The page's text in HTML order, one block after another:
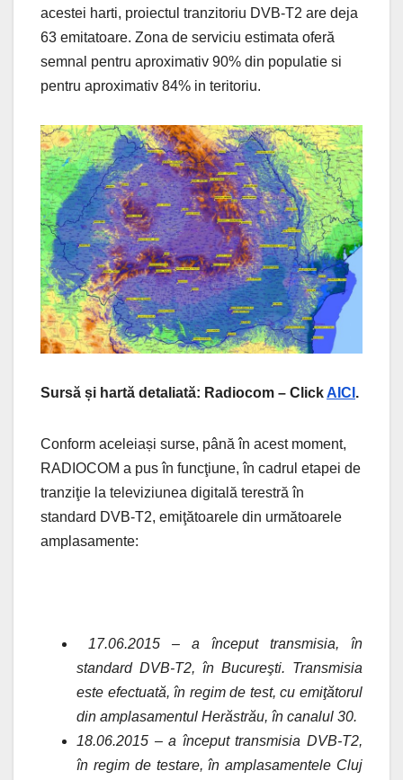
acestei harti, proiectul tranzitoriu DVB-T2 are deja
63 emitatoare. Zona de serviciu estimata oferă
semnal pentru aproximativ 90% din populatie si
pentru aproximativ 84% in teritoriu.
Sursă și hartă detaliată: Radiocom – ClickAICI .
Conform aceleiași surse, până în acest moment,
RADIOCOM a pus în funcţiune, în cadrul etapei de
tranziţie la televiziunea digitală terestră în
standard DVB-T2, emiţătoarele din următoarele
amplasamente:
17.06.2015 – a început transmisia, în
standard DVB-T2, în Bucureşti. Transmisia
este efectuată, în regim de test, cu emiţătorul
din amplasamentul Herăstrău, în canalul 30.
18.06.2015 – a început transmisia DVB-T2,
în regim de testare, în amplasamentele Cluj